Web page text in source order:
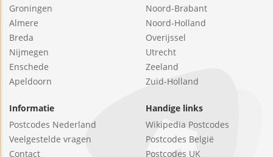
Groningen
Almere
Breda
Nijmegen
Enschede
Apeldoorn
Noord-Brabant
Noord-Holland
Overijssel
Utrecht
Zeeland
Zuid-Holland
Informatie
Postcodes Nederland
Veelgestelde vragen
Contact
Handige links
Wikipedia Postcodes
Postcodes België
Postcodes UK